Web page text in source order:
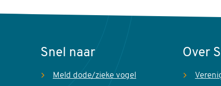
Snel naar
Meld dode/zieke vogel
Over